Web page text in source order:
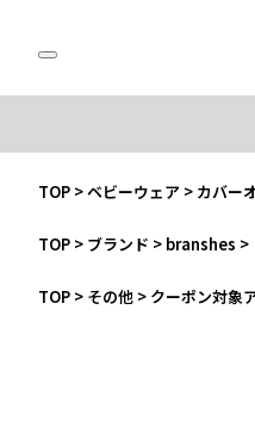
TOP >ベビーウェア > カバー
TOP > ブランド > branshes >
TOP > その他 > クーポン対象